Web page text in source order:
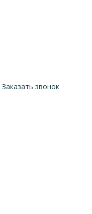
Заказать звонок